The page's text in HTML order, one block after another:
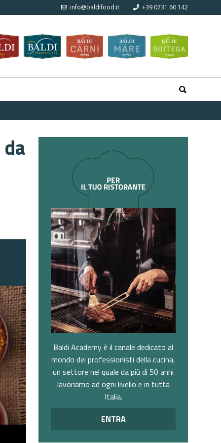
info@baldifood.it +39 0731 60 142
Baldi Academy è il canale dedicato al
mondo dei professionisti della cucina,
un settore nel quale da più di 50 anni
lavoriamo ad ogni livello e in tutta
Italia.
ENTRA